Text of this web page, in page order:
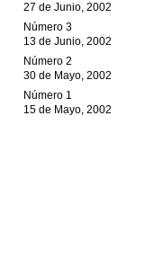
27 de Junio, 2002
Número 3
13 de Junio, 2002
Número 2
30 de Mayo, 2002
Número 1
15 de Mayo, 2002